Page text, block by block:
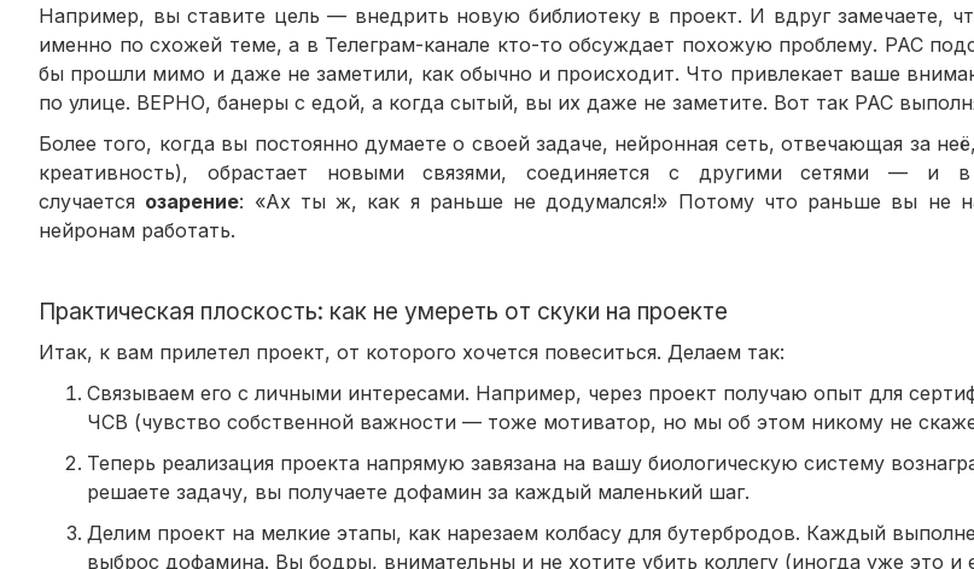
Например, вы ставите цель — внедрить новую библиотеку в проект. И вдруг замечаете,
именно по схожей теме, а в Телеграм-канале кто-то обсуждает похожую проблему. РАС
бы прошли мимо и даже не заметили, как обычно и происходит. Что привлекает ваше
по улице. ВЕРНО, банеры с едой, а когда сытый, вы их даже не заметите. Вот так РАС
Более того, когда вы постоянно думаете о своей задаче, нейронная сеть, отвечающая за
креативность), обрастает новыми связями, соединяется с другими сетями — и
случается озарение: «Ах ты ж, как я раньше не додумался!» Потому что раньше вы не
нейронам работать.
Практическая плоскость: как не умереть от скуки на проекте
Итак, к вам прилетел проект, от которого хочется повеситься. Делаем так:
Связываем его с личными интересами. Например, через проект получаю опыт для
ЧСВ (чувство собственной важности — тоже мотиватор, но мы об этом никому не
Теперь реализация проекта напрямую завязана на вашу биологическую систему
решаете задачу, вы получаете дофамин за каждый маленький шаг.
Делим проект на мелкие этапы, как нарезаем колбасу для бутербродов. Каждый
выброс дофамина. Вы бодры, внимательны и не хотите убить коллегу (иногда уже это и